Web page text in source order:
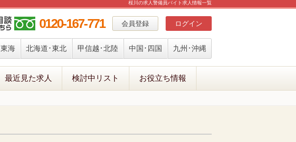
桜川の求人警備員バイト求人情報一覧
会員登録 ログイン
0120-167-771
東海 北海道･東北 甲信越･北陸 中国･四国 九州･沖縄
最近見た求人 検討中リスト お役立ち情報